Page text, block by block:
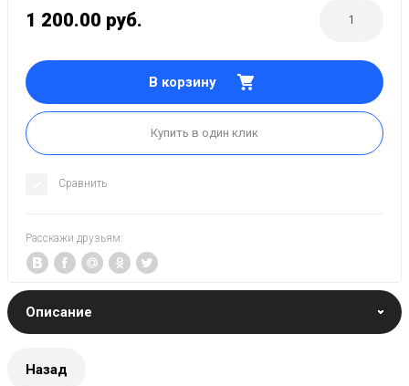
1 200.00 руб.
В корзину
Купить в один клик
Сравнить
Расскажи друзьям:
Описание
Назад